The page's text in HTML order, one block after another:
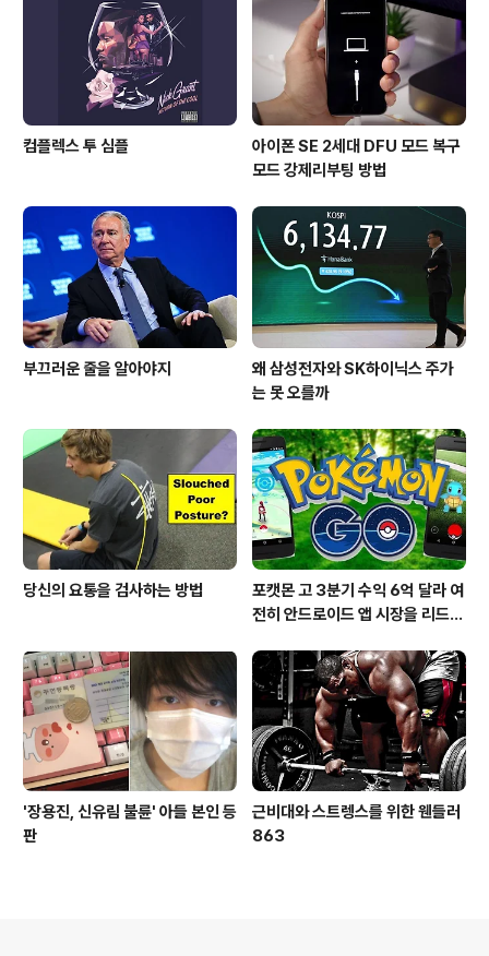
츠(기사, 이미지)의 무단 도용, 전재 및 복제, 배포를 금합니
다. 이를 어길 시 민, 형사상 책임을..
컴플렉스 투 심플
아이폰 SE 2세대 DFU 모드 복구
모드 강제리부팅 방법
부끄러운 줄을 알아야지
왜 삼성전자와 SK하이닉스 주가
는 못 오를까
당신의 요통을 검사하는 방법
포캣몬 고 3분기 수익 6억 달라 여
전히 안드로이드 앱 시장을 리드
'장용진, 신유림 불륜' 아들 본인 등
판
근비대와 스트렝스를 위한 웬들러
863